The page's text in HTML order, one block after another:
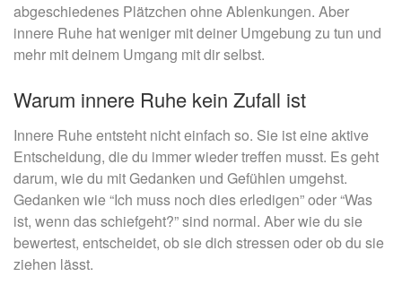
abgeschiedenes Plätzchen ohne Ablenkungen. Aber
innere Ruhe hat weniger mit deiner Umgebung zu tun und
mehr mit deinem Umgang mit dir selbst.
Warum innere Ruhe kein Zufall ist
Innere Ruhe entsteht nicht einfach so. Sie ist eine aktive
Entscheidung, die du immer wieder treffen musst. Es geht
darum, wie du mit Gedanken und Gefühlen umgehst.
Gedanken wie “Ich muss noch dies erledigen” oder “Was
ist, wenn das schiefgeht?” sind normal. Aber wie du sie
bewertest, entscheidet, ob sie dich stressen oder ob du sie
ziehen lässt.